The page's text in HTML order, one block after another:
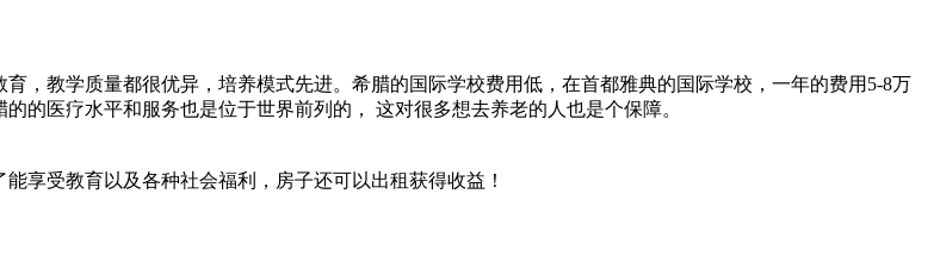
，教学质量都很优异，培养模式先进。希腊的国际学校费用低，在首都雅典的国际学校，一年的费用5-8万
的医疗水平和服务也是位于世界前列的， 这对很多想去养老的人也是个保障。
能享受教育以及各种社会福利，房子还可以出租获得收益！